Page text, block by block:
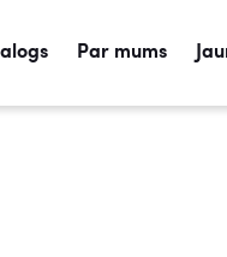
Par mums